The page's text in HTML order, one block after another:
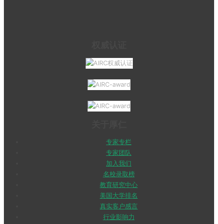
专家专栏
专家团队
加入我们
名校录取榜
教育研究中心
美国大学排名
真实客户感言
行业影响力